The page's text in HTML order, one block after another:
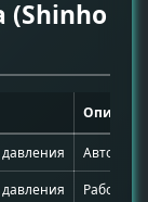
(Shinho
Рабочая